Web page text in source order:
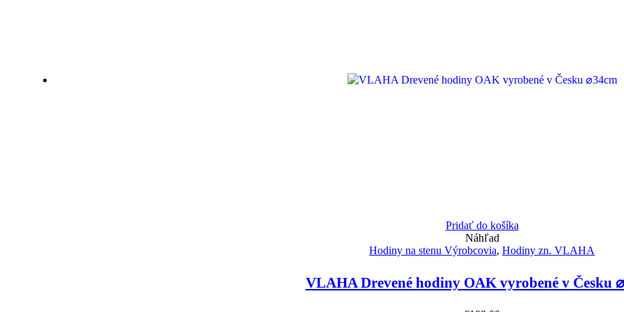
Pridať do košíka
Náhľad
Hodiny na stenu Výrobcovia, Hodiny zn. VLAHA
VLAHA Drevené hodiny OAK vyrobené v Česku